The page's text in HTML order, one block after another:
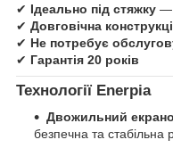
✔ Ідеально під стяжку —
✔ Довговічна
✔ Не потребує
✔ Гарантія 20 років
Технології Enerpia
Двожильний
безпечна та стабільна